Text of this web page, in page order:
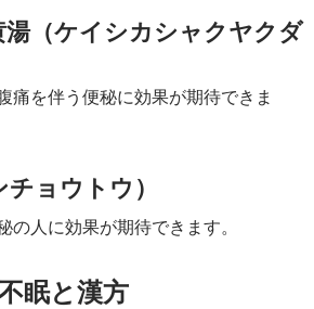
湯（ケイシカシャクヤクダ
痛を伴う便秘に効果が期待できま
ョウトウ）
の人に効果が期待できます。
眠と漢方